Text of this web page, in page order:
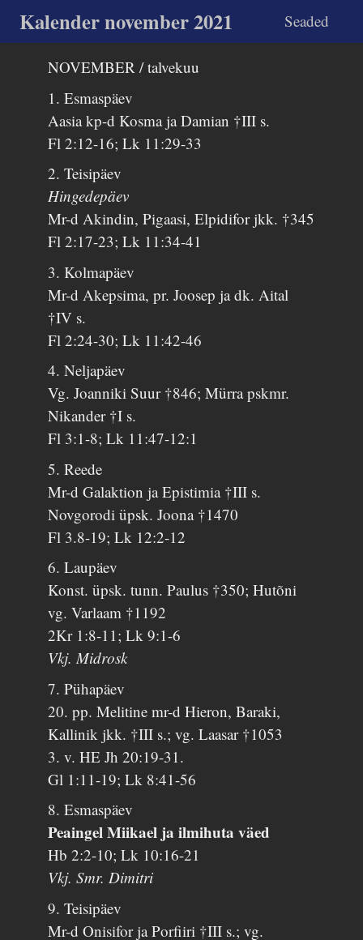
Kalender november 2021 Seaded
NOVEMBER / talvekuu
1. Esmaspäev
Aasia kp-d Kosma ja Damian †III s.
Fl 2:12-16; Lk 11:29-33
2. Teisipäev
Hingedepäev
Mr-d Akindin, Pigaasi, Elpidifor jkk. †345
Fl 2:17-23; Lk 11:34-41
3. Kolmapäev
Mr-d Akepsima, pr. Joosep ja dk. Aital
†IV s.
Fl 2:24-30; Lk 11:42-46
4. Neljapäev
Vg. Joanniki Suur †846; Mürra pskmr.
Nikander †I s.
Fl 3:1-8; Lk 11:47-12:1
5. Reede
Mr-d Galaktion ja Epistimia †III s.
Novgorodi üpsk. Joona †1470
Fl 3.8-19; Lk 12:2-12
6. Laupäev
Konst. üpsk. tunn. Paulus †350; Hutõni
vg. Varlaam †1192
2Kr 1:8-11; Lk 9:1-6
Vkj. Midrosk
7. Pühapäev
20. pp. Melitine mr-d Hieron, Baraki,
Kallinik jkk. †III s.; vg. Laasar †1053
3. v. HE Jh 20:19-31.
Gl 1:11-19; Lk 8:41-56
8. Esmaspäev
Peaingel Miikael ja ilmihuta väed
Hb 2:2-10; Lk 10:16-21
Vkj. Smr. Dimitri
9. Teisipäev
Mr-d Onisifor ja Porfiiri †III s.; vg.